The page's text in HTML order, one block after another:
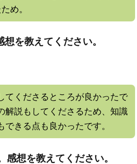
め。
を教えてください。
てくださるところが良かったで
解説もしてくださるため、知識
きる点も良かったです。
想を教えてください。